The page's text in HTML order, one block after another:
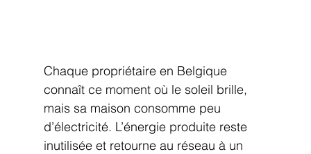
Chaque propriétaire en Belgique
connaît ce moment où le soleil brille,
mais sa maison consomme peu
d’électricité. L’énergie produite reste
inutilisée et retourne au réseau à un